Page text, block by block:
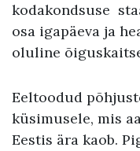
kodakondsuse
osa igapäeva ja
oluline
Eeltoodud
küsimusele, mis
Eestis ära kaob.